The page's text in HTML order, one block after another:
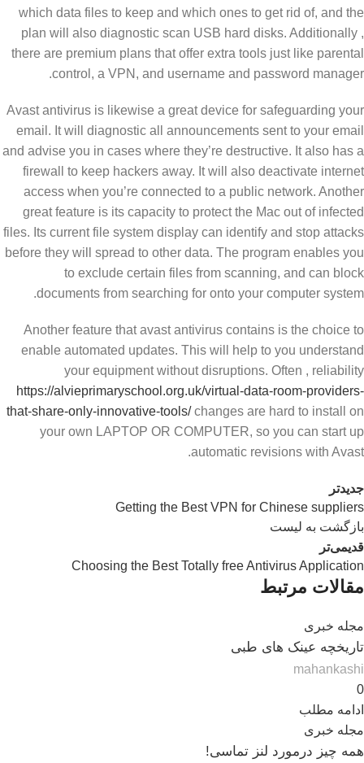
which data files to keep and which ones to get rid of, and the
plan will also diagnostic scan USB hard disks. Additionally ,
there are premium plans that offer extra tools just like parental
control, a VPN, and username and password manager.
Avast antivirus is likewise a great device for safeguarding your
email. It will diagnostic all announcements sent to your email
and advise you in cases where they’re destructive. It also has a
firewall to keep hackers away. It will also deactivate internet
access when you’re connected to a public network. Another
great feature is its capacity to protect the Mac out of infected
files. Its current file system display can identify and stop attacks
before they will spread to other data. The program enables you
to exclude certain files from scanning, and can block
documents from searching for onto your computer system.
Another feature that avast antivirus contains is the choice to
enable automated updates. This will help to you understand
your equipment without disruptions. Often , reliability
https://alvieprimaryschool.org.uk/virtual-data-room-providers-
that-share-only-innovative-tools/changes are hard to install on
your own LAPTOP OR COMPUTER, so you can start up
automatic revisions with Avast.
جدیدتر
Getting the Best VPN for Chinese suppliers
بازگشت به لیست
قدیمی‌تر
Choosing the Best Totally free Antivirus Application
مقالات مرتبط
مجله خبری
تاریخچه عینک های طبی
mahankashi
0
ادامه مطلب
مجله خبری
همه چیز درمورد لنز تماسی!